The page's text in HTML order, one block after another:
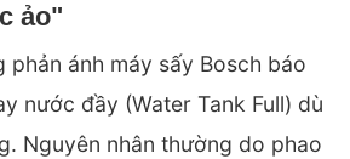
ảo"
phản ánh máy sấy Bosch báo
nước đầy (Water Tank Full) dù
Nguyên nhân thường do phao